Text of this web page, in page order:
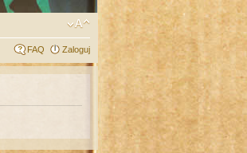
FAQ Zaloguj